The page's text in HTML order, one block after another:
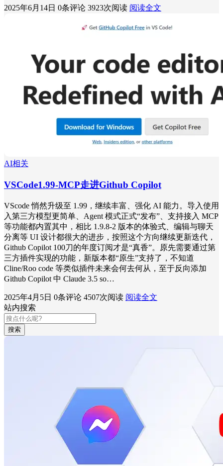
2025年6月14日 0条评论 3923次阅读 阅读全文
AI相关
VSCode1.99-MCP走进Github Copilot
VScode 悄然升级至 1.99，继续丰富、强化 AI 能力。导入使用
入第三方模型更简单、Agent 模式正式“发布”、支持接入 MCP
等功能都内置其中，相比 1.9.8-2 版本的体验式、编辑与聊天
分离等 UI 设计都很大的进步，按照这个方向继续更新迭代，
Github Copilot 100刀的年度订阅才是“真香”。原先需要通过第
三方插件实现的功能，新版本都“原生”支持了，不知道
Cline/Roo code 等类似插件未来会何去何从，至于反向添加
Github Copilot 中 Claude 3.5 so…
2025年4月5日 0条评论 4507次阅读 阅读全文
站内搜索
搜索